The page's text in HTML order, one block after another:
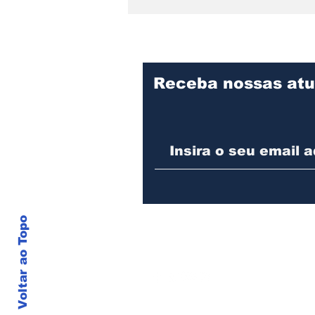
divulga programação de
agosto com oficina para
Voltar ao Topo
Receba nossas